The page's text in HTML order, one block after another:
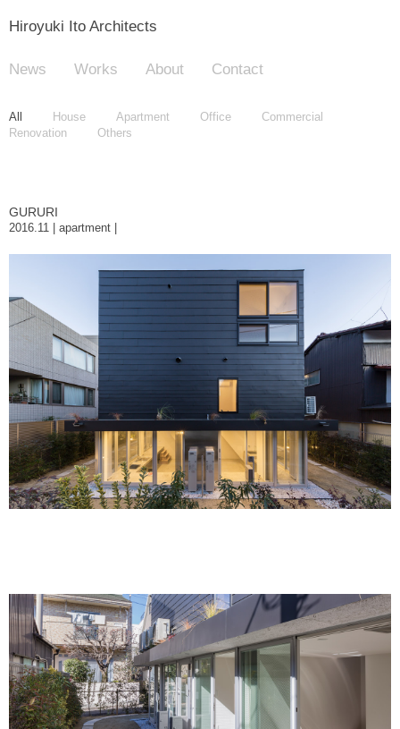
Hiroyuki Ito Architects
News Works About Contact
All House Apartment Office
Commercial
Renovation
Others
GURURI
2016.11 | apartment |